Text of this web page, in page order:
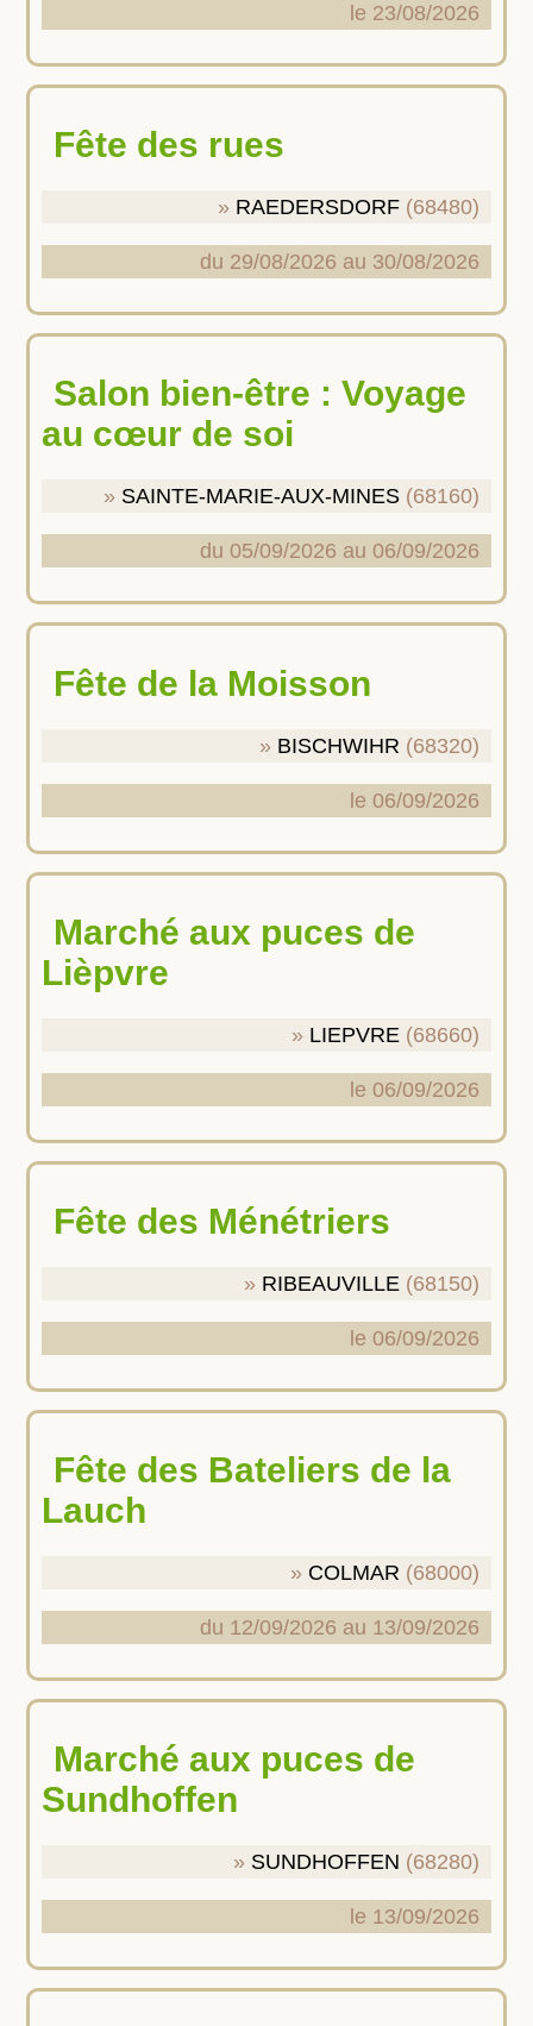
le 23/08/2026
Fête des rues
RAEDERSDORF (68480)
du 29/08/2026 au 30/08/2026
Salon bien-être : Voyage
au cœur de soi
SAINTE-MARIE-AUX-MINES (68160)
du 05/09/2026 au 06/09/2026
Fête de la Moisson
BISCHWIHR (68320)
le 06/09/2026
Marché aux puces de
Lièpvre
LIEPVRE (68660)
le 06/09/2026
Fête des Ménétriers
RIBEAUVILLE (68150)
le 06/09/2026
Fête des Bateliers de la
Lauch
COLMAR (68000)
du 12/09/2026 au 13/09/2026
Marché aux puces de
Sundhoffen
SUNDHOFFEN (68280)
le 13/09/2026